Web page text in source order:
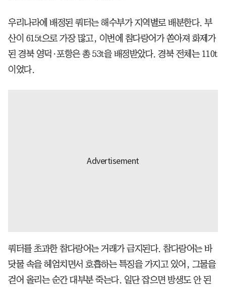
우리나라에 배정된 쿼터는 해수부가 지역별로 배분한다. 부
산이 615t으로 가장 많고, 이번에 참다랑어가 쏟아져 화제가
된 경북 영덕·포항은 총 53t을 배정받았다. 경북 전체는 110t
이었다.
쿼터를 초과한 참다랑어는 거래가 금지된다. 참다랑어는 바
닷물 속을 헤엄치면서 호흡하는 특징을 가지고 있어, 그물을
걷어 올리는 순간 대부분 죽는다. 일단 잡으면 방생도 안 된